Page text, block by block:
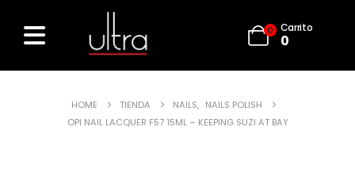
0 Carrito
0
HOME TIENDA NAILS, NAILS POLISH
OPI NAIL LACQUER F57 15ML – KEEPING SUZI AT BAY